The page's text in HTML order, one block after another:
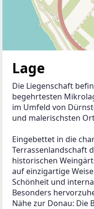
Lage
Die Liegenschaft
begehrtesten
im Umfeld von
und malerischsten
Eingebettet in die
Terrassenlandschaft
historischen
auf einzigartige
Schönheit und
Besonders
Nähe zur Donau: Die